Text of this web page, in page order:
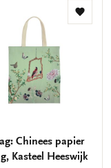
Chinees papier
Kasteel Heeswijk